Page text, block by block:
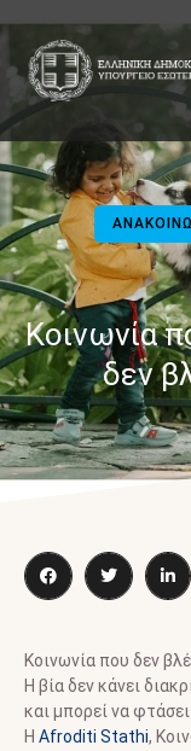
Κοινωνία
δεν
Κοινωνία που δεν
Η βία δεν κάνει
και μπορεί να
Η Afroditi Stathi,